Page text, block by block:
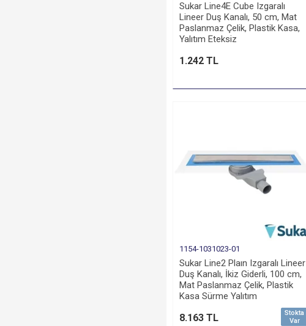
Sukar Line4E Cube Izgaralı
Lineer Duş Kanalı, 50 cm, Mat
Paslanmaz Çelik, Plastik Kasa,
Yalıtım Eteksiz
1.242 TL
1154-1031023-01
Sukar Line2 Plaın Izgaralı Lineer
Duş Kanalı, İkiz Giderli, 100 cm,
Mat Paslanmaz Çelik, Plastik
Kasa Sürme Yalıtım
Stokta
Var
8.163 TL